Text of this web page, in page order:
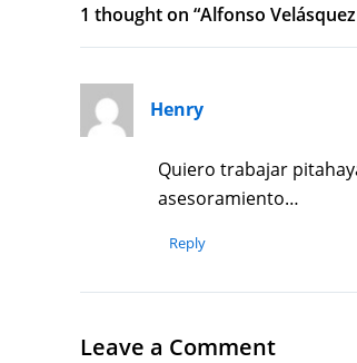
1 thought on “Alfonso
Henry
Quiero trabajar
asesoramiento…
Reply
Leave a Comment